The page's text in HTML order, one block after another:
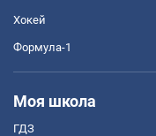
Хокей
Формула-1
Моя школа
ГДЗ